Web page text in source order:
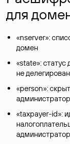
для
«nserver»:
домен
«state»:
не
«person»:
«taxpayer-id»: